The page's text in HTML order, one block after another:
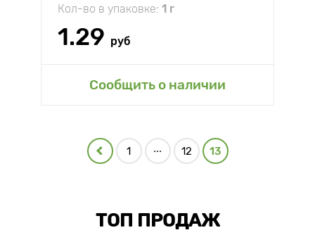
Кол-во в упаковке: 1 г
1.29 руб
Сообщить о наличии
1 ... 12 13
ТОП ПРОДАЖ